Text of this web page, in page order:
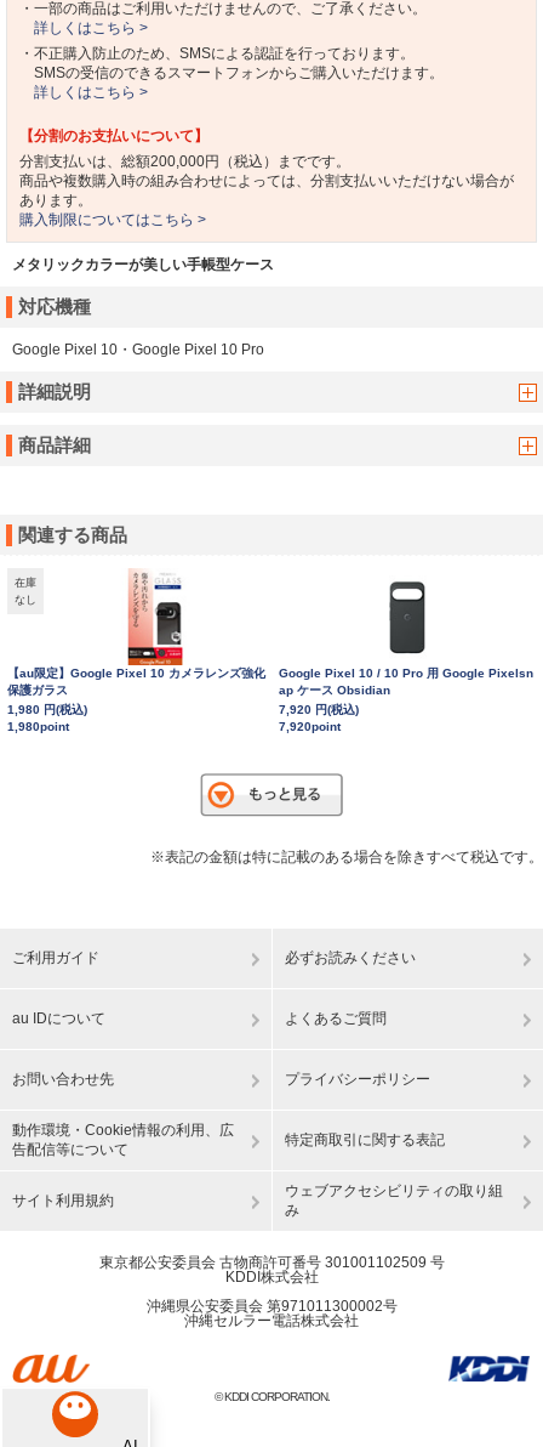
・一部の商品はご利用いただけませんので、ご了承ください。
詳しくはこちら >
・不正購入防止のため、SMSによる認証を行っております。
SMSの受信のできるスマートフォンからご購入いただけます。
詳しくはこちら >
【分割のお支払いについて】
分割支払いは、総額200,000円（税込）までです。
商品や複数購入時の組み合わせによっては、分割支払いいただけない場合が
あります。
購入制限についてはこちら >
メタリックカラーが美しい手帳型ケース
対応機種
Google Pixel 10・Google Pixel 10 Pro
詳細説明
商品詳細
関連する商品
在庫
なし
【au限定】Google Pixel 10 カメラレンズ強化
保護ガラス
1,980 円(税込)
1,980point
Google Pixel 10 / 10 Pro 用 Google Pixelsn
ap ケース Obsidian
7,920 円(税込)
7,920point
※表記の金額は特に記載のある場合を除きすべて税込です。
ご利用ガイド 必ずお読みください
au IDについて よくあるご質問
お問い合わせ先 プライバシーポリシー
動作環境・Cookie情報の利用、広
告配信等について
特定商取引に関する表記
サイト利用規約
ウェブアクセシビリティの取り組
み
東京都公安委員会 古物商許可番号 301001102509 号
KDDI株式会社
沖縄県公安委員会 第971011300002号
沖縄セルラー電話株式会社
© KDDI CORPORATION.